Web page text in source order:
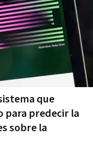
que
para predecir la
sobre la